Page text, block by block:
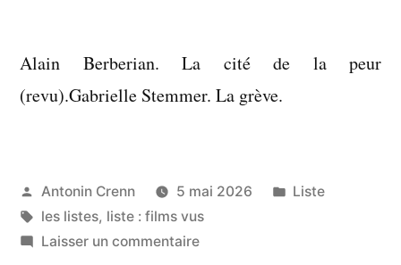
Alain Berberian. La cité de la peur
(revu).Gabrielle Stemmer. La grève.
Publié
par
Antonin Crenn 5 mai 2026
Publié
Liste
Étiquettes :
les listes, liste : films vus
Laisser un commentairesur